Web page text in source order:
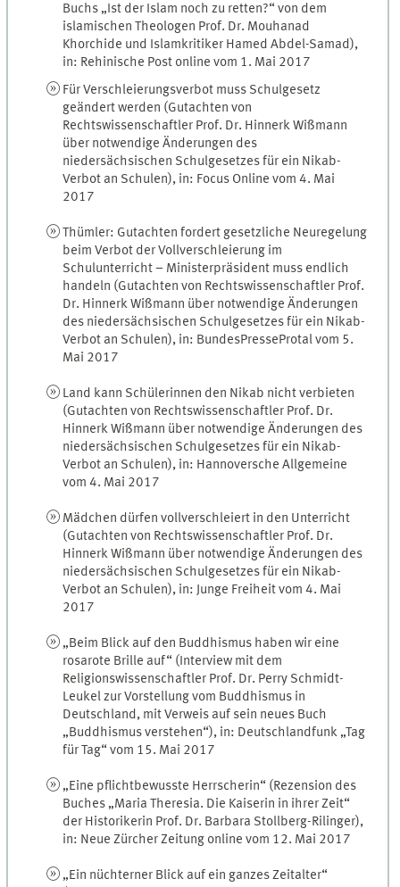
Buchs „Ist der Islam noch zu retten?“ von dem
islamischen Theologen Prof. Dr. Mouhanad
Khorchide und Islamkritiker Hamed Abdel-Samad),
in: Rehinische Post online vom 1. Mai 2017
Für Verschleierungsverbot muss Schulgesetz
geändert werden (Gutachten von
Rechtswissenschaftler Prof. Dr. Hinnerk Wißmann
über notwendige Änderungen des
niedersächsischen Schulgesetzes für ein Nikab-
Verbot an Schulen), in: Focus Online vom 4. Mai
2017
Thümler: Gutachten fordert gesetzliche Neuregelung
beim Verbot der Vollverschleierung im
Schulunterricht – Ministerpräsident muss endlich
handeln (Gutachten von Rechtswissenschaftler Prof.
Dr. Hinnerk Wißmann über notwendige Änderungen
des niedersächsischen Schulgesetzes für ein Nikab-
Verbot an Schulen), in: BundesPresseProtal vom 5.
Mai 2017
Land kann Schülerinnen den Nikab nicht verbieten
(Gutachten von Rechtswissenschaftler Prof. Dr.
Hinnerk Wißmann über notwendige Änderungen des
niedersächsischen Schulgesetzes für ein Nikab-
Verbot an Schulen), in: Hannoversche Allgemeine
vom 4. Mai 2017
Mädchen dürfen vollverschleiert in den Unterricht
(Gutachten von Rechtswissenschaftler Prof. Dr.
Hinnerk Wißmann über notwendige Änderungen des
niedersächsischen Schulgesetzes für ein Nikab-
Verbot an Schulen), in: Junge Freiheit vom 4. Mai
2017
„Beim Blick auf den Buddhismus haben wir eine
rosarote Brille auf“ (Interview mit dem
Religionswissenschaftler Prof. Dr. Perry Schmidt-
Leukel zur Vorstellung vom Buddhismus in
Deutschland, mit Verweis auf sein neues Buch
„Buddhismus verstehen“), in: Deutschlandfunk „Tag
für Tag“ vom 15. Mai 2017
„Eine pflichtbewusste Herrscherin“ (Rezension des
Buches „Maria Theresia. Die Kaiserin in ihrer Zeit“
der Historikerin Prof. Dr. Barbara Stollberg-Rilinger),
in: Neue Zürcher Zeitung online vom 12. Mai 2017
„Ein nüchterner Blick auf ein ganzes Zeitalter“